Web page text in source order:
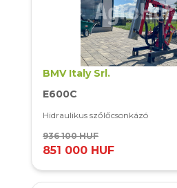
BMV Italy Srl.
E600C
Hidraulikus szőlőcsonkázó
936 100 HUF
851 000 HUF